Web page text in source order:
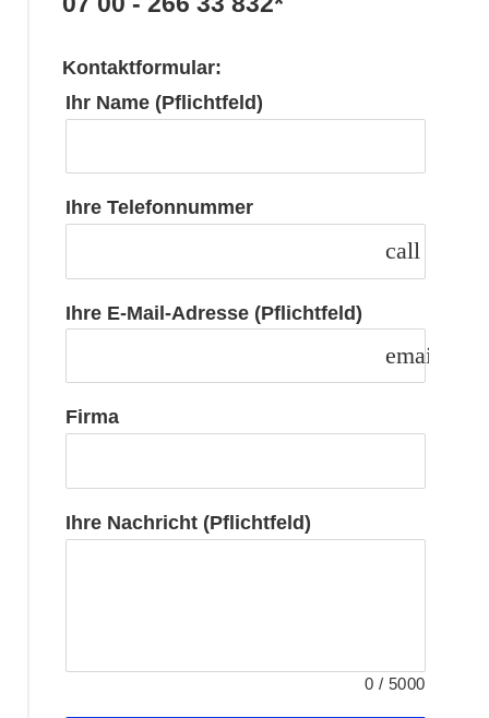
Kontaktformular:
Ihr Name (Pflichtfeld)
Ihre Telefonnummer
call
Ihre E-Mail-Adresse (Pflichtfeld)
email
Firma
Ihre Nachricht (Pflichtfeld)
0 /5000